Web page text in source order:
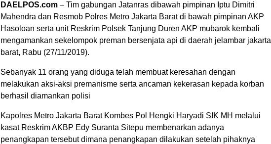
DAELPOS.com – Tim gabungan Jatanras dibawah pimpinan Iptu Dimitri
Mahendra dan Resmob Polres Metro Jakarta Barat di bawah pimpinan AKP
Hasoloan serta unit Reskrim Polsek Tanjung Duren AKP mubarok kembali
mengamankan sekelompok preman bersenjata api di daerah jelambar jakarta
barat, Rabu (27/11/2019).
Sebanyak 11 orang yang diduga telah membuat keresahan dengan
melakukan aksi-aksi premanisme serta ancaman kekerasan kepada korban
berhasil diamankan polisi
Kapolres Metro Jakarta Barat Kombes Pol Hengki Haryadi SIK MH melalui
kasat Reskrim AKBP Edy Suranta Sitepu membenarkan adanya
penangkapan tersebut dimana penangkapan dilakukan setelah pihaknya